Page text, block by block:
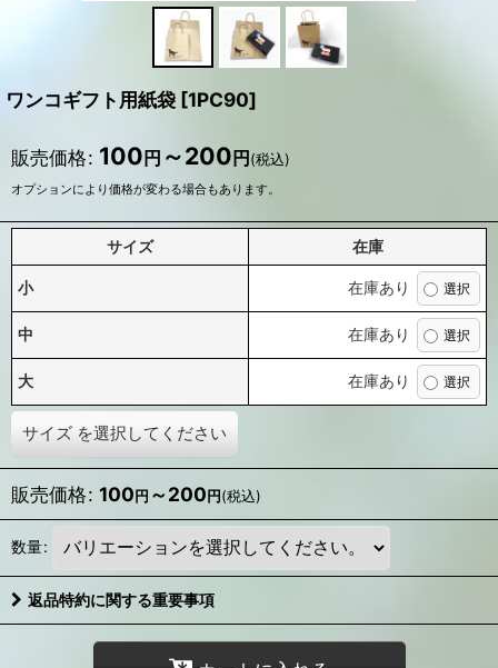
ワンコギフト用紙袋 [1PC90]
販売価格: 100 円 ～200 円 (税込)
オプションにより価格が変わる場合もあります。
サイズ 在庫
小 在庫あり
中 在庫あり
大 在庫あり
サイズ を選択してください
販売価格: 100円 ～200円(税込)
数量:
返品特約に関する重要事項